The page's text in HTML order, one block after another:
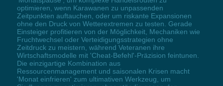
optimieren, wenn Karawanen zu unpassenden
Zeitpunkten auftauchen, oder um riskante Expansionen
ohne den Druck von Wetterextremen zu testen. Gerade
Einsteiger profitieren von der Möglichkeit, Mechaniken wie
Fruchtwechsel oder Verteidigungsstrategien ohne
Zeitdruck zu meistern, während Veteranen ihre
Wirtschaftsmodelle mit 'Cheat-Befehl'-Präzision feintunen.
Die einzigartige Kombination aus
Ressourcenmanagement und saisonalen Krisen macht
'Monat einfrieren' zum ultimativen Werkzeug, um